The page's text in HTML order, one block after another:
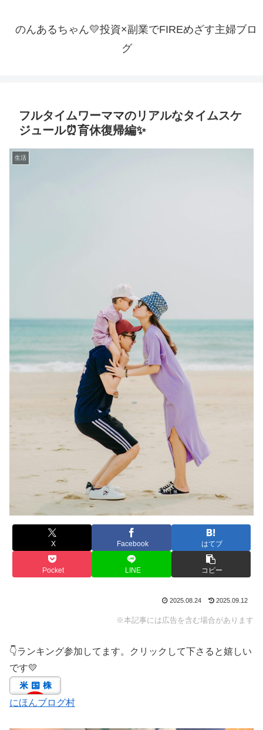
のんあるちゃん💛投資×副業でFIREめざす主婦ブロ
グ
フルタイムワーママのリアルなタイムスケ
ジュール⏰育休復帰編✨
生活
X Facebook はてブ
Pocket LINE コピー
2025.08.24 2025.09.12
※本記事には広告を含む場合があります
👇ランキング参加してます。クリックして下さると嬉しい
です💛
にほんブログ村